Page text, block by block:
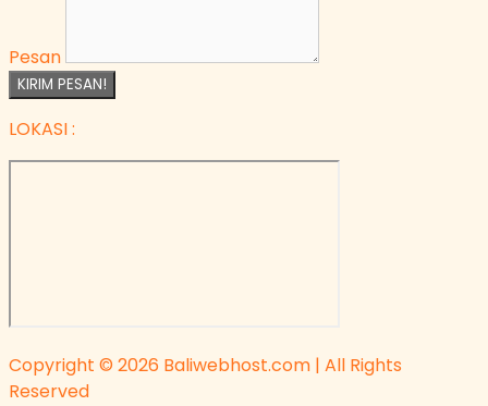
Pesan
KIRIM PESAN!
LOKASI :
Copyright © 2026 Baliwebhost.com | All Rights
Reserved